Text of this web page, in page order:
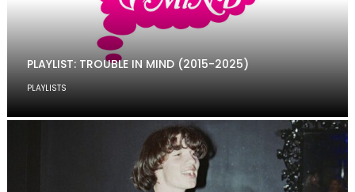
PLAYLIST: TROUBLE IN MIND (2015-2025)
PLAYLISTS